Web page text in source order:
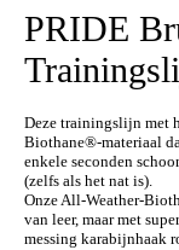
PRIDE
Deze trainingslijn met
Biothane®-materiaal
enkele seconden
(zelfs als het nat is).
Onze All-Weather-
van leer, maar met
messing karabijnhaak